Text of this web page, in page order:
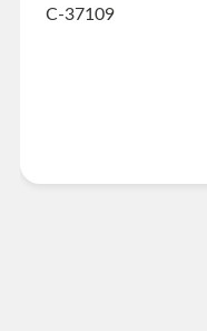
C-37109